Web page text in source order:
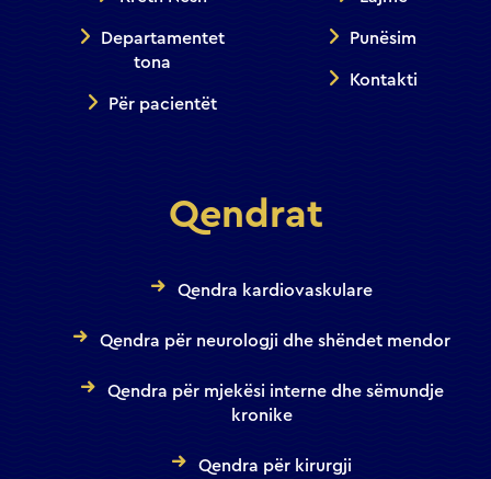
Departamentet
tona
Për pacientët
Punësim
Kontakti
Qendrat
Qendra kardiovaskulare
Qendra për neurologji dhe shëndet mendor
Qendra për mjekësi interne dhe sëmundje
kronike
Qendra për kirurgji